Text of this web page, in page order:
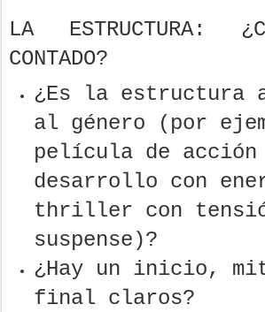
LA ESTRUCTURA:
CONTADO?
¿Es la estructura
al género (por
película de
desarrollo con
thriller con
suspense)?
¿Hay un inicio,
final claros?